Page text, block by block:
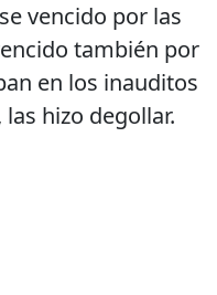
vencido por las
también por
en los inauditos
hizo degollar.